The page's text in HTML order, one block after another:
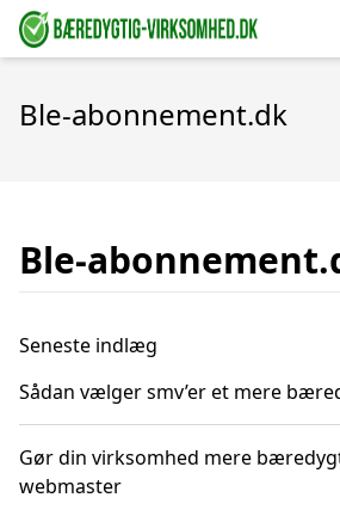
Ble-abonnement.dk
Ble-
Seneste indlæg
Sådan vælger smv’er et mere
Gør din virksomhed mere
webmaster